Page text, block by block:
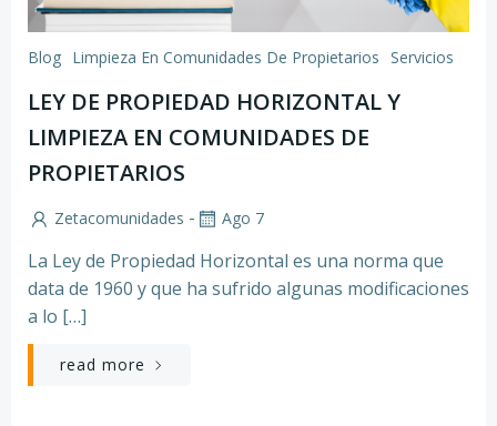
Blog Limpieza En Comunidades De Propietarios Servicios
LEY DE PROPIEDAD HORIZONTAL Y
LIMPIEZA EN COMUNIDADES DE
PROPIETARIOS
Zetacomunidades - Ago 7
La Ley de Propiedad Horizontal es una norma que
data de 1960 y que ha sufrido algunas modificaciones
a lo […]
read more